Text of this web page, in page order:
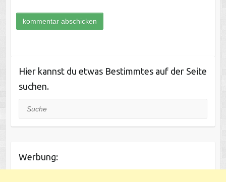
Hier kannst du etwas Bestimmtes auf der Seite
suchen.
Suche
Werbung: